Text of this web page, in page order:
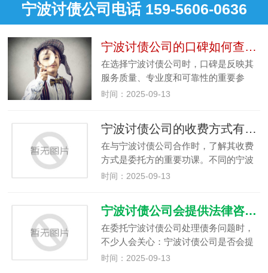
宁波讨债公司电话 159-5606-0636
宁波讨债公司的口碑如何查询？
在选择宁波讨债公司时，口碑是反映其
服务质量、专业度和可靠性的重要参
考。良好的口碑意味着该公司更可能高
理甚至违规操作等风险。那么，宁波
讨…
时间：2025-09-13
宁波讨债公司的收费方式有几种？
在与宁波讨债公司合作时，了解其收费
方式是委托方的重要功课。不同的宁波
讨债公司会根据案件特点、自身运营模
合自身债务情况选择合适的合作模式…
时间：2025-09-13
宁波讨债公司会提供法律咨询吗
在委托宁波讨债公司处理债务问题时，
不少人会关心：宁波讨债公司是否会提
供法律咨询？事实上，这一问题的答案
时间：2025-09-13